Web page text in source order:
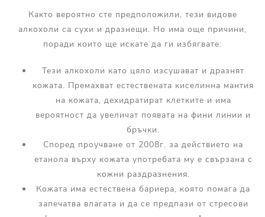
Както вероятно сте предположили, тези видове
алкохоли са сухи и дразнещи. Но има още причини,
поради които ще искате да ги избягвате:
Тези алкохоли като цяло изсушават и дразнят
кожата. Премахват естествената киселинна мантия
на кожата, дехидратират клетките и има
вероятност да увеличат появата на фини линии и
бръчки.
Според проучване от 2008г. за действието на
етанола върху кожата употребата му е свързана с
кожни раздразнения.
Кожата има естествена бариера, която помага да
запечатва влагата и да се предпази от стресови